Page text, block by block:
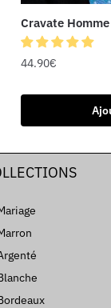
Cravate
44.90€